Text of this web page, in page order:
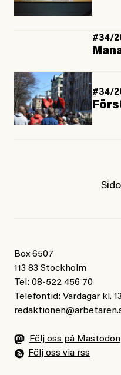
#34/
#34/
Box 6507
113 83 Stockholm
Tel: 08-522 456 70
Telefontid: Vardagar kl.
Följ oss på Mastodon
Följ oss via rss